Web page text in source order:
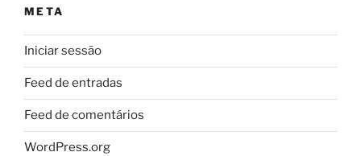
META
Iniciar sessão
Feed de entradas
Feed de comentários
WordPress.org